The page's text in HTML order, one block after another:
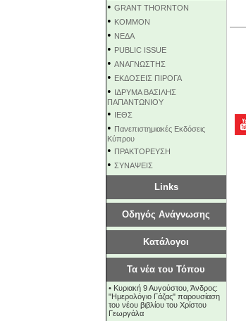
• GRANT THORNTON
• KOMMON
• NEΔΑ
• PUBLIC ISSUE
• ΑΝΑΓΝΩΣΤΗΣ
• ΕΚΔΟΣΕΙΣ ΠΙΡΟΓΑ
• ΙΔΡΥΜΑ ΒΑΣΙΛΗΣ
ΠΑΠΑΝΤΩΝΙΟΥ
• ΙΕΘΣ
• Πανεπιστημιακές Εκδόσεις
Κύπρου
• ΠΡΑΚΤΟΡΕΥΣΗ
• ΣΥΝΑΨΕΙΣ
Links
Οδηγός Ανάγνωσης
Κατάλογοι
Τα νέα του Τόπου
• Κυριακή 9 Αυγούστου, Άνδρος:
"Ημερολόγιο Γάζας" παρουσίαση
του νέου βιβλίου του Χρίστου
Γεωργάλα